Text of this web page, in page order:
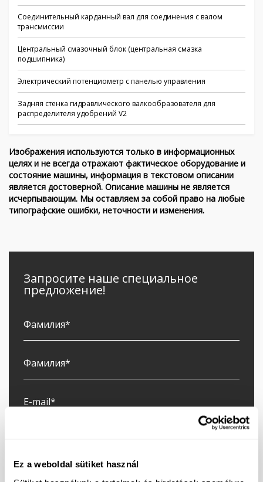
Ez a weboldal sütiket használ
Соединительный карданный вал для соединения с валом
трансмиссии
Центральный смазочный блок (центральная смазка
подшипника)
Электрический потенциометр с панелью управления
Задняя стенка гидравлического валкообразователя для
распределителя удобрений V2
Изображения используются только в информационных
целях и не всегда отражают фактическое оборудование и
состояние машины, информация в текстовом описании
является достоверной. Описание машины не является
исчерпывающим. Мы оставляем за собой право на любые
типографские ошибки, неточности и изменения.
Запросите наше специальное
предложение!